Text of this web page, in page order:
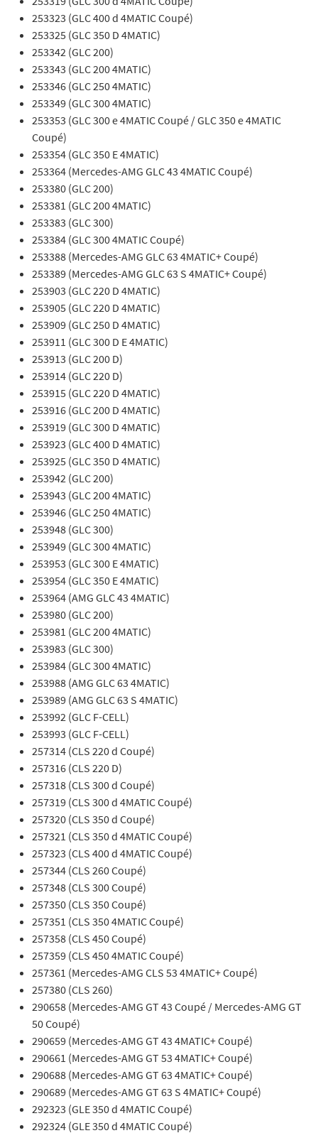
253323 (GLC 400 d 4MATIC Coupé)
253325 (GLC 350 D 4MATIC)
253342 (GLC 200)
253343 (GLC 200 4MATIC)
253346 (GLC 250 4MATIC)
253349 (GLC 300 4MATIC)
253353 (GLC 300 e 4MATIC Coupé / GLC 350 e 4MATIC
Coupé)
253354 (GLC 350 E 4MATIC)
253364 (Mercedes-AMG GLC 43 4MATIC Coupé)
253380 (GLC 200)
253381 (GLC 200 4MATIC)
253383 (GLC 300)
253384 (GLC 300 4MATIC Coupé)
253388 (Mercedes-AMG GLC 63 4MATIC+ Coupé)
253389 (Mercedes-AMG GLC 63 S 4MATIC+ Coupé)
253903 (GLC 220 D 4MATIC)
253905 (GLC 220 D 4MATIC)
253909 (GLC 250 D 4MATIC)
253911 (GLC 300 D E 4MATIC)
253913 (GLC 200 D)
253914 (GLC 220 D)
253915 (GLC 220 D 4MATIC)
253916 (GLC 200 D 4MATIC)
253919 (GLC 300 D 4MATIC)
253923 (GLC 400 D 4MATIC)
253925 (GLC 350 D 4MATIC)
253942 (GLC 200)
253943 (GLC 200 4MATIC)
253946 (GLC 250 4MATIC)
253948 (GLC 300)
253949 (GLC 300 4MATIC)
253953 (GLC 300 E 4MATIC)
253954 (GLC 350 E 4MATIC)
253964 (AMG GLC 43 4MATIC)
253980 (GLC 200)
253981 (GLC 200 4MATIC)
253983 (GLC 300)
253984 (GLC 300 4MATIC)
253988 (AMG GLC 63 4MATIC)
253989 (AMG GLC 63 S 4MATIC)
253992 (GLC F-CELL)
253993 (GLC F-CELL)
257314 (CLS 220 d Coupé)
257316 (CLS 220 D)
257318 (CLS 300 d Coupé)
257319 (CLS 300 d 4MATIC Coupé)
257320 (CLS 350 d Coupé)
257321 (CLS 350 d 4MATIC Coupé)
257323 (CLS 400 d 4MATIC Coupé)
257344 (CLS 260 Coupé)
257348 (CLS 300 Coupé)
257350 (CLS 350 Coupé)
257351 (CLS 350 4MATIC Coupé)
257358 (CLS 450 Coupé)
257359 (CLS 450 4MATIC Coupé)
257361 (Mercedes-AMG CLS 53 4MATIC+ Coupé)
257380 (CLS 260)
290658 (Mercedes-AMG GT 43 Coupé / Mercedes-AMG GT
50 Coupé)
290659 (Mercedes-AMG GT 43 4MATIC+ Coupé)
290661 (Mercedes-AMG GT 53 4MATIC+ Coupé)
290688 (Mercedes-AMG GT 63 4MATIC+ Coupé)
290689 (Mercedes-AMG GT 63 S 4MATIC+ Coupé)
292323 (GLE 350 d 4MATIC Coupé)
292324 (GLE 350 d 4MATIC Coupé)